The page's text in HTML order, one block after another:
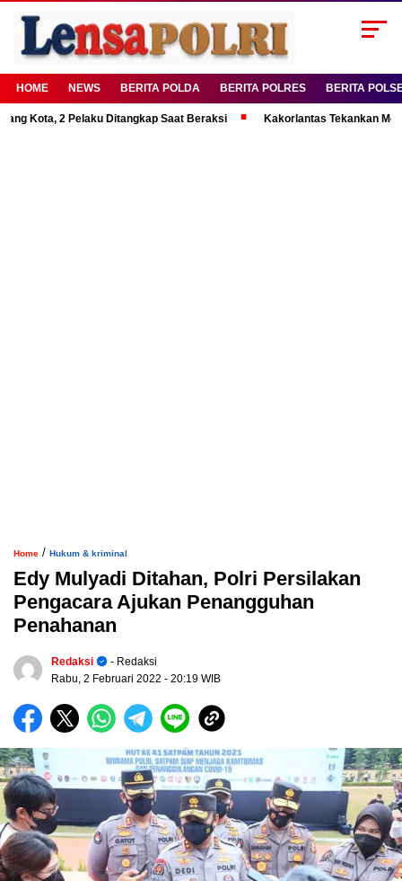
HOME NEWS BERITA POLDA BERITA POLRES BERITA
2 Pelaku Ditangkap Saat Beraksi Kakorlantas Tekankan Mental Kuat
Home / Hukum & kriminal
Edy Mulyadi Ditahan, Polri Persilakan
Pengacara Ajukan Penangguhan
Penahanan
Redaksi
- Redaksi
Rabu, 2 Februari 2022 - 20:19 WIB